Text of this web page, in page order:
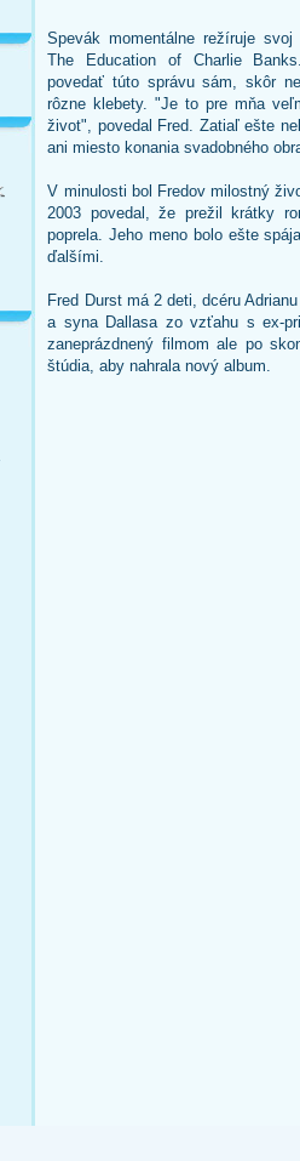
Spevák momentálne režíruje
The Education of Charlie
povedať túto správu sám, skôr
rôzne klebety. "Je to pre mňa
život", povedal Fred. Zatiaľ ešte
ani miesto konania svadobného
V minulosti bol Fredov milostný
2003 povedal, že prežil krátky
poprela. Jeho meno bolo ešte
ďalšími.
Fred Durst má 2 deti, dcéru
a syna Dallasa zo vzťahu s ex-
zaneprázdnený filmom ale po
štúdia, aby nahrala nový album.